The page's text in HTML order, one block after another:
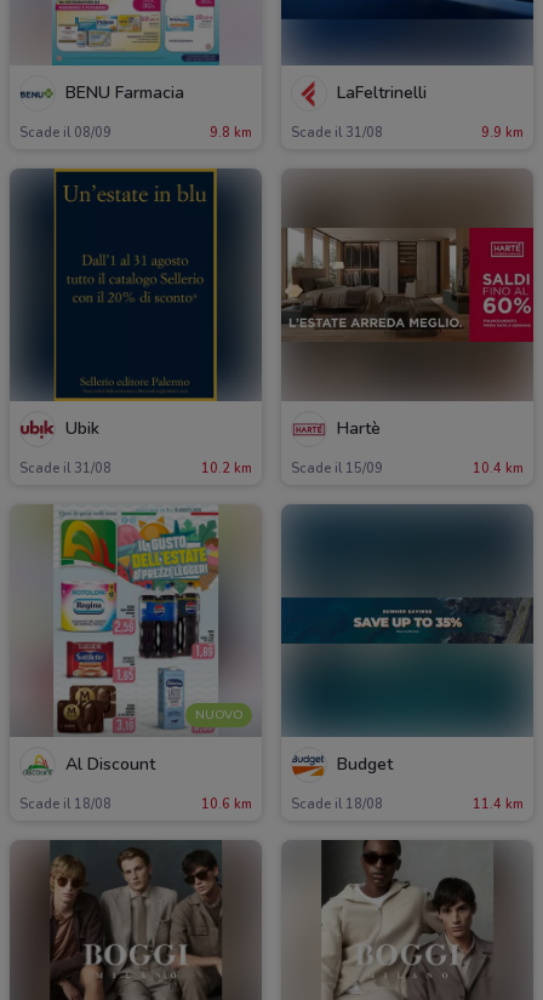
BENU Farmacia
Scade il 08/09 9.8 km
LaFeltrinelli
Scade il 31/08 9.9 km
Ubik
Scade il 31/08 10.2 km
Hartè
Scade il 15/09 10.4 km
NUOVO
Al Discount
Scade il 18/08 10.6 km
Budget
Scade il 18/08 11.4 km